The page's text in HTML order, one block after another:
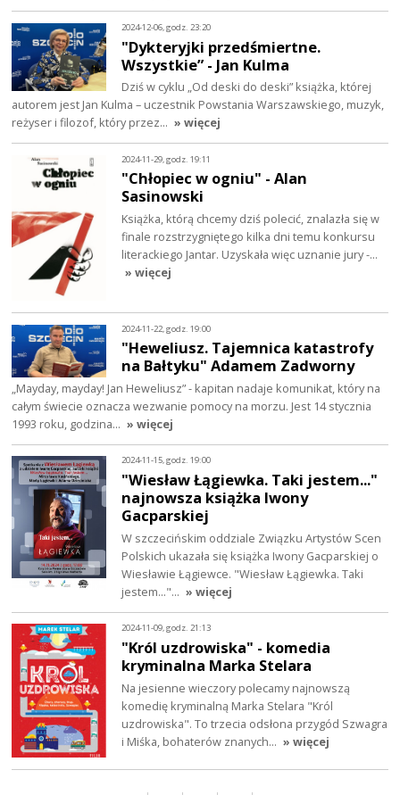
2024-12-06, godz. 23:20
"Dykteryjki przedśmiertne.
Wszystkie” - Jan Kulma
Dziś w cyklu „Od deski do deski” książka, której
autorem jest Jan Kulma – uczestnik Powstania Warszawskiego, muzyk,
reżyser i filozof, który przez… » więcej
2024-11-29, godz. 19:11
"Chłopiec w ogniu" - Alan
Sasinowski
Książka, którą chcemy dziś polecić, znalazła się w
finale rozstrzygniętego kilka dni temu konkursu
literackiego Jantar. Uzyskała więc uznanie jury -…
» więcej
2024-11-22, godz. 19:00
"Heweliusz. Tajemnica katastrofy
na Bałtyku" Adamem Zadworny
„Mayday, mayday! Jan Heweliusz” - kapitan nadaje komunikat, który na
całym świecie oznacza wezwanie pomocy na morzu. Jest 14 stycznia
1993 roku, godzina… » więcej
2024-11-15, godz. 19:00
"Wiesław Łągiewka. Taki jestem..."
najnowsza książka Iwony
Gacparskiej
W szczecińskim oddziale Związku Artystów Scen
Polskich ukazała się książka Iwony Gacparskiej o
Wiesławie Łągiewce. "Wiesław Łągiewka. Taki
jestem..."… » więcej
2024-11-09, godz. 21:13
"Król uzdrowiska" - komedia
kryminalna Marka Stelara
Na jesienne wieczory polecamy najnowszą
komedię kryminalną Marka Stelara "Król
uzdrowiska". To trzecia odsłona przygód Szwagra
i Miśka, bohaterów znanych… » więcej